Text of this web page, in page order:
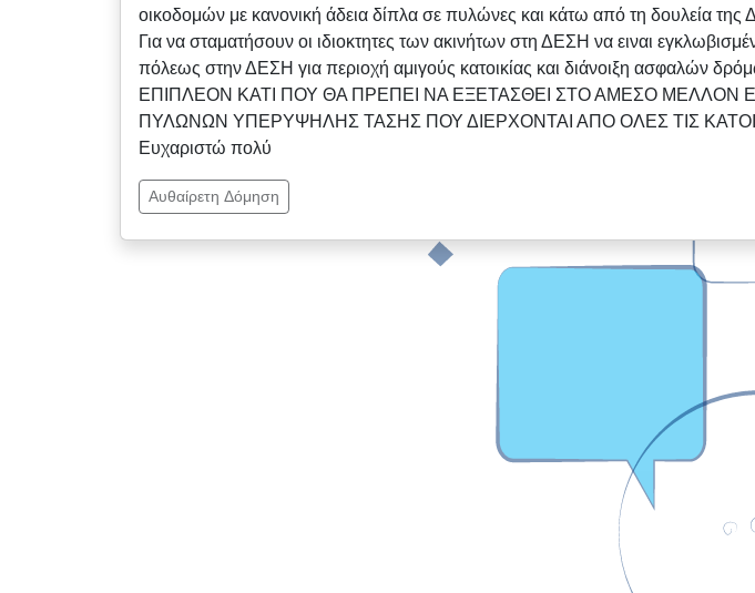
οικοδομών με κανονική άδεια δίπλα σε πυλώνες και κάτω από τη δουλεία της
Για να σταματήσουν οι ιδιοκτητες των ακινήτων στη ΔΕΣΗ να ειναι
πόλεως στην ΔΕΣΗ για περιοχή αμιγούς κατοικίας και διάνοιξη ασφαλών
ΕΠΙΠΛΕΟΝ ΚΑΤΙ ΠΟΥ ΘΑ ΠΡΕΠΕΙ ΝΑ ΕΞΕΤΑΣΘΕΙ ΣΤΟ ΑΜΕΣΟ ΜΕΛΛΟΝ
ΠΥΛΩΝΩΝ ΥΠΕΡΥΨΗΛΗΣ ΤΑΣΗΣ ΠΟΥ ΔΙΕΡΧΟΝΤΑΙ ΑΠΟ ΟΛΕΣ ΤΙΣ
Ευχαριστώ πολύ
Αυθαίρετη Δόμηση